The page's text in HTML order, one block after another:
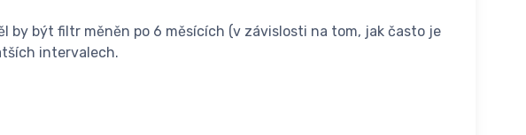
by být filtr měněn po 6 měsících (v závislosti na tom, jak často je
intervalech.